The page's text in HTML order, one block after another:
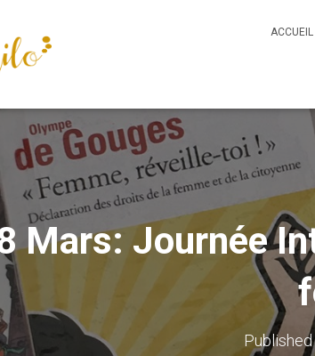
ACCUEIL
Mars: Journée